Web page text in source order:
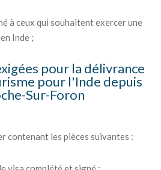
à ceux qui souhaitent exercer une
Inde ;
pour la délivrance
pour l'Inde depuis
Sur-Foron
contenant les pièces suivantes :